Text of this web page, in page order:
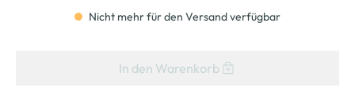
Nicht mehr für den Versand verfügbar
In den Warenkorb